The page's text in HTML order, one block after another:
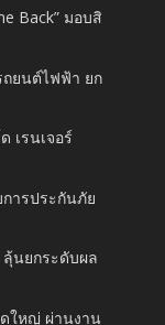
Back” มอบสิ
ถยนต์ไฟฟ้า ยก
เรนเจอร์
ารประกันภัย
ลุ้นยกระดับผล
ใหญ่ ผ่านงาน